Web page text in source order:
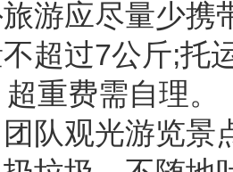
旅游应尽量少
超过7公斤;托
重费需自理。
团队观光游览